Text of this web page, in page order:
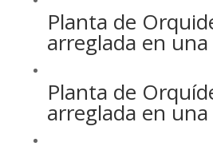
Planta de
arreglada en una
Planta de
arreglada en una